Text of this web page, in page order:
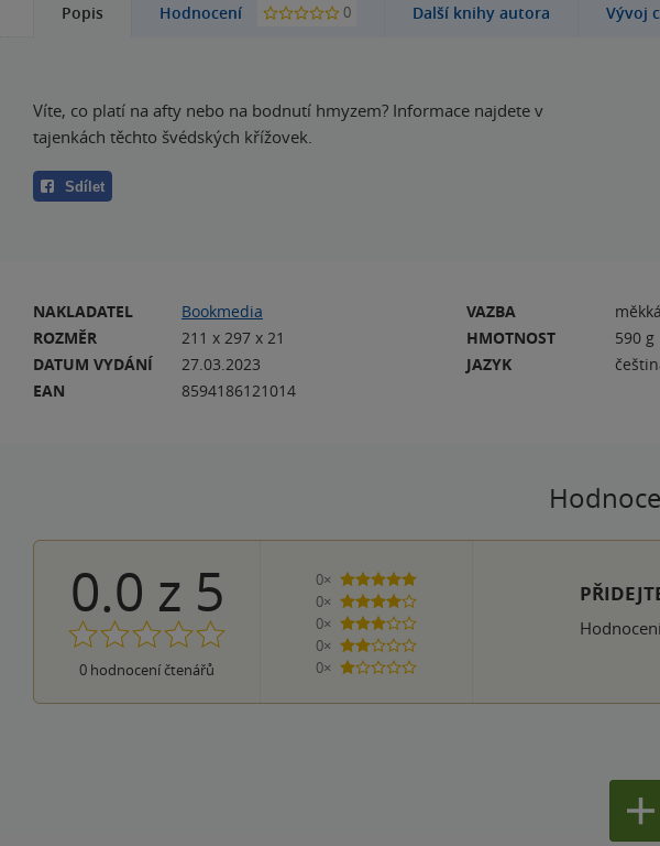
Popis Hodnocení 0 Další knihy autora Vývoj
Víte, co platí na afty nebo na bodnutí hmyzem? Informace najdete v
tajenkách těchto švédských křížovek.
Sdílet
NAKLADATEL
Bookmedia
ROZMĚR
211 x 297 x 21
DATUM VYDÁNÍ
27.03.2023
EAN
8594186121014
VAZBA
HMOTNOST
590 g
JAZYK
0.0 z 5
0 hodnocení čtenářů
0×
5 hvězdiček
0×
4 hvězdičky
0×
3 hvězdičky
0×
2 hvězdičky
0×
1 hvezdička